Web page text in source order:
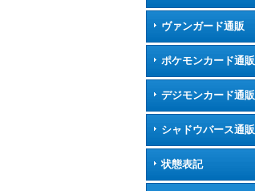
ヴァンガード通販
ポケモンカード通販
デジモンカード通販
シャドウバース通販
状態表記